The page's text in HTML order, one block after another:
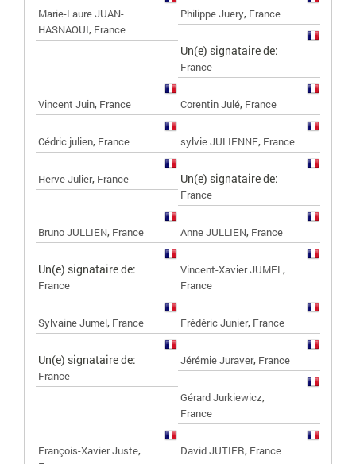
Marie-Laure JUAN-
HASNAOUI, France
Philippe Juery, France
Un(e) signataire de:
France
Vincent Juin, France Corentin Julé, France
Cédric julien, France sylvie JULIENNE, France
Herve Julier, France Un(e) signataire de:
France
Bruno JULLIEN, France Anne JULLIEN, France
Un(e) signataire de:
France
Vincent-Xavier JUMEL ,
France
Sylvaine Jumel, France Frédéric Junier, France
Un(e) signataire de:
France
Jérémie Juraver, France
Gérard Jurkiewicz,
France
François-Xavier Juste, David JUTIER, France